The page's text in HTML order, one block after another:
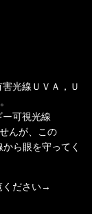
光線ＵＶＡ，Ｕ
ー可視光線
んが、この
ら眼を守ってく
ください→